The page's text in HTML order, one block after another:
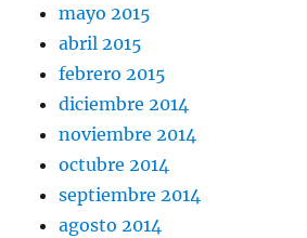
mayo 2015
abril 2015
febrero 2015
diciembre 2014
noviembre 2014
octubre 2014
septiembre 2014
agosto 2014